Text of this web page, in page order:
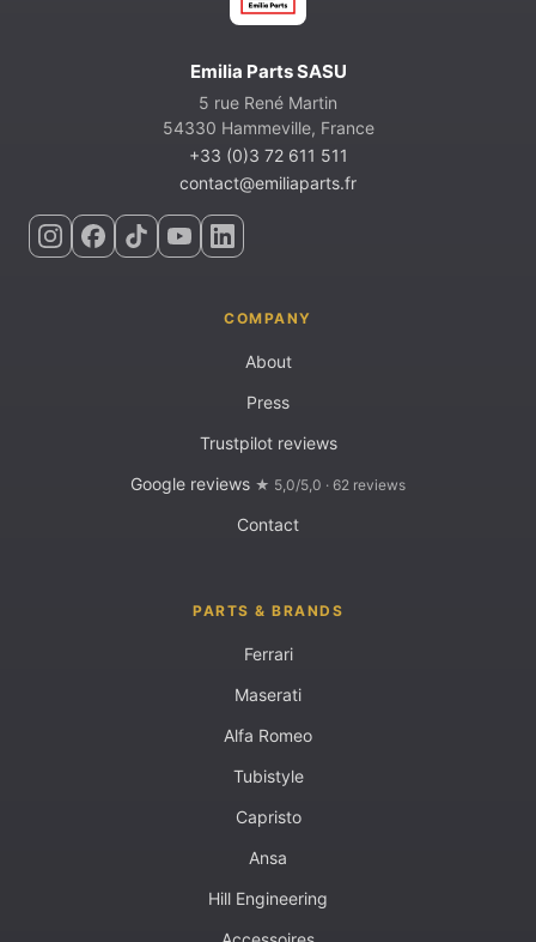
Emilia Parts SASU
5 rue René Martin
54330 Hammeville, France
+33 (0)3 72 611 511
contact@emiliaparts.fr
COMPANY
About
Press
Trustpilot reviews
Google reviews ★ 5,0/5,0 · 62 reviews
Contact
PARTS & BRANDS
Ferrari
Maserati
Alfa Romeo
Tubistyle
Capristo
Ansa
Hill Engineering